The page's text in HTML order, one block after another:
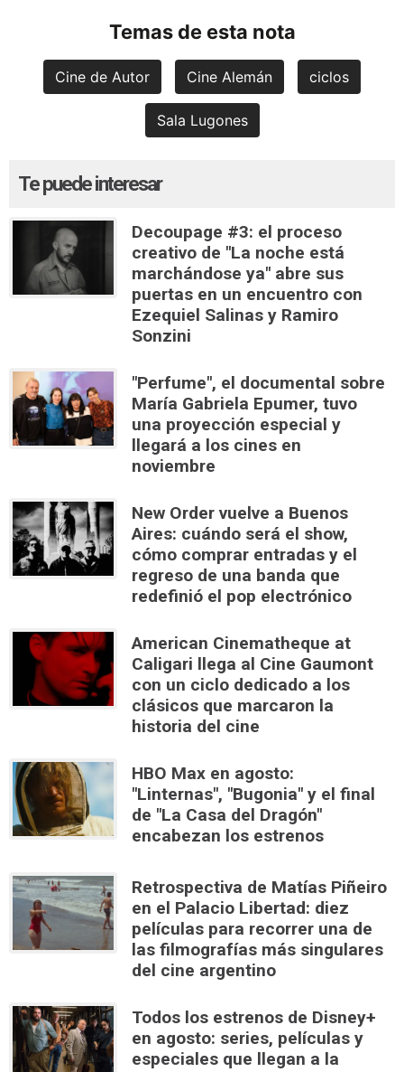
Temas de esta nota
Cine de Autor Cine Alemán ciclos
Sala Lugones
Te puede interesar
Decoupage #3: el proceso
creativo de "La noche está
marchándose ya" abre sus
puertas en un encuentro con
Ezequiel Salinas y Ramiro
Sonzini
"Perfume", el documental sobre
María Gabriela Epumer, tuvo
una proyección especial y
llegará a los cines en
noviembre
New Order vuelve a Buenos
Aires: cuándo será el show,
cómo comprar entradas y el
regreso de una banda que
redefinió el pop electrónico
American Cinematheque at
Caligari llega al Cine Gaumont
con un ciclo dedicado a los
clásicos que marcaron la
historia del cine
HBO Max en agosto:
"Linternas", "Bugonia" y el final
de "La Casa del Dragón"
encabezan los estrenos
Retrospectiva de Matías Piñeiro
en el Palacio Libertad: diez
películas para recorrer una de
las filmografías más singulares
del cine argentino
Todos los estrenos de Disney+
en agosto: series, películas y
especiales que llegan a la